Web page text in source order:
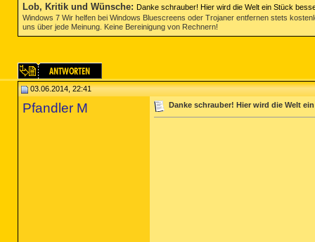
Lob, Kritik und Wünsche: Danke schrauber! Hier wird die Welt ein Stück
Windows 7 Wir helfen bei Windows Bluescreens oder Trojaner entfernen stets
uns über jede Meinung. Keine Bereinigung von Rechnern!
03.06.2014, 22:41
Pfandler M Danke schrauber! Hier wird die Welt